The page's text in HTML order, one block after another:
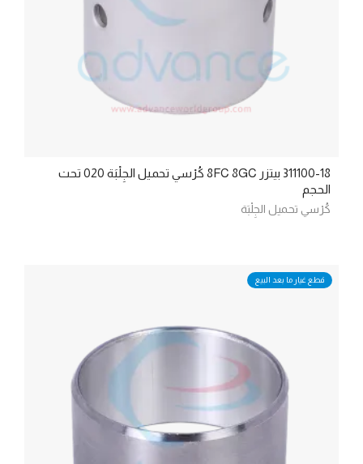
311100-18 بيتزر 8FC 8GC كُرْسي تحميل الجِلْبَة 020 تحت
الحجم
كُرْسي تحميل الجِلْبَة
قطع غيار ما بعد البيع